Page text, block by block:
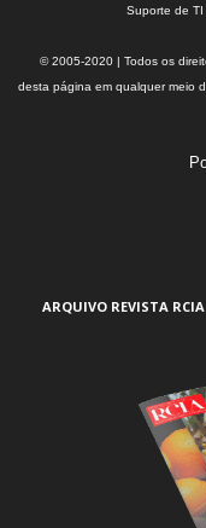
Suporte de
© 2005-2020 | Todos os
desta página em qualquer meio
ARQUIVO REVISTA RCIA